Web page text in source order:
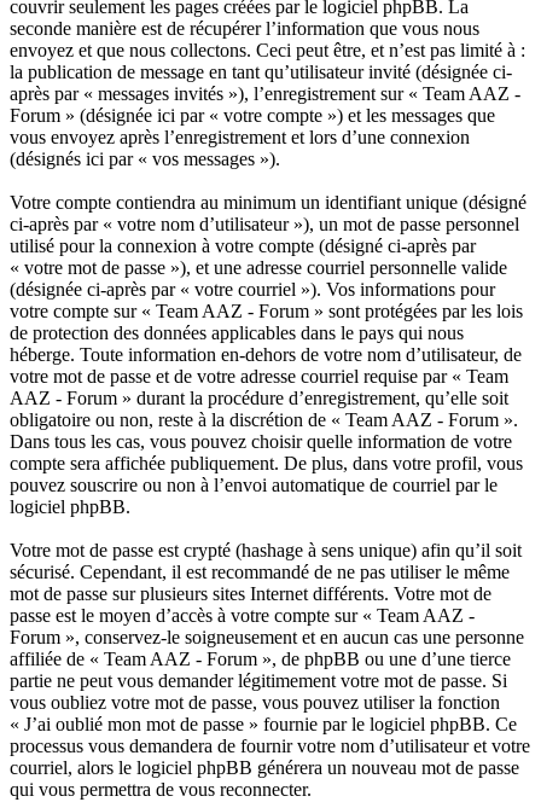
couvrir seulement les pages créées par le logiciel phpBB. La
seconde manière est de récupérer l’information que vous nous
envoyez et que nous collectons. Ceci peut être, et n’est pas limité à :
la publication de message en tant qu’utilisateur invité (désignée ci-
après par « messages invités »), l’enregistrement sur « Team AAZ -
Forum » (désignée ici par « votre compte ») et les messages que
vous envoyez après l’enregistrement et lors d’une connexion
(désignés ici par « vos messages »).
Votre compte contiendra au minimum un identifiant unique (désigné
ci-après par « votre nom d’utilisateur »), un mot de passe personnel
utilisé pour la connexion à votre compte (désigné ci-après par
« votre mot de passe »), et une adresse courriel personnelle valide
(désignée ci-après par « votre courriel »). Vos informations pour
votre compte sur « Team AAZ - Forum » sont protégées par les lois
de protection des données applicables dans le pays qui nous
héberge. Toute information en-dehors de votre nom d’utilisateur, de
votre mot de passe et de votre adresse courriel requise par « Team
AAZ - Forum » durant la procédure d’enregistrement, qu’elle soit
obligatoire ou non, reste à la discrétion de « Team AAZ - Forum ».
Dans tous les cas, vous pouvez choisir quelle information de votre
compte sera affichée publiquement. De plus, dans votre profil, vous
pouvez souscrire ou non à l’envoi automatique de courriel par le
logiciel phpBB.
Votre mot de passe est crypté (hashage à sens unique) afin qu’il soit
sécurisé. Cependant, il est recommandé de ne pas utiliser le même
mot de passe sur plusieurs sites Internet différents. Votre mot de
passe est le moyen d’accès à votre compte sur « Team AAZ -
Forum », conservez-le soigneusement et en aucun cas une personne
affiliée de « Team AAZ - Forum », de phpBB ou une d’une tierce
partie ne peut vous demander légitimement votre mot de passe. Si
vous oubliez votre mot de passe, vous pouvez utiliser la fonction
« J’ai oublié mon mot de passe » fournie par le logiciel phpBB. Ce
processus vous demandera de fournir votre nom d’utilisateur et votre
courriel, alors le logiciel phpBB générera un nouveau mot de passe
qui vous permettra de vous reconnecter.